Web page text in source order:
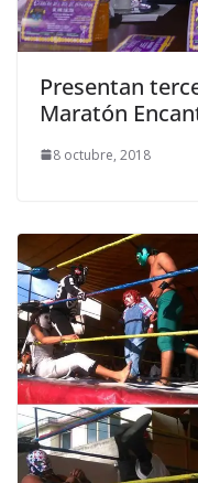
Presentan
Maratón
8 octubre, 2018